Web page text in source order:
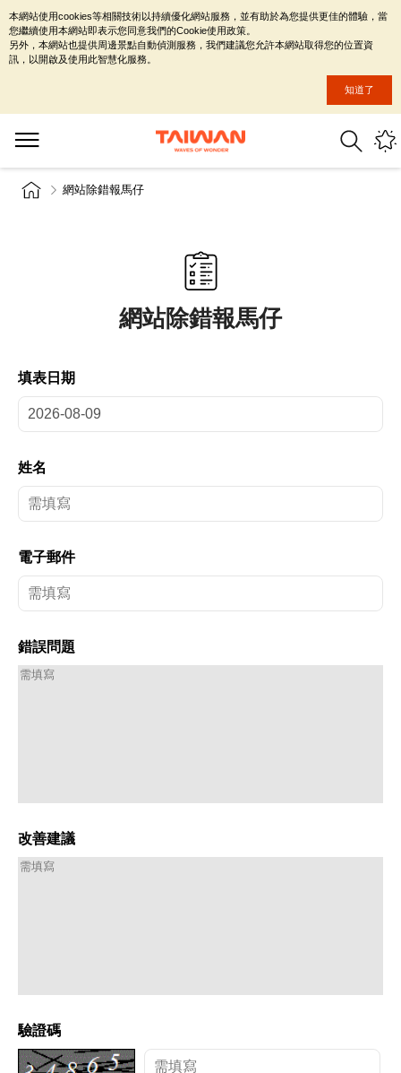
網站除錯報馬仔
網站除錯報馬仔
填表日期
姓名
電子郵件
錯誤問題
改善建議
驗證碼
本網站使用cookies等相關技術以持續優化網站服務，並有助於為您提供更佳的體驗，當
您繼續使用本網站即表示您同意我們的Cookie使用政策。
另外，本網站也提供周邊景點自動偵測服務，我們建議您允許本網站取得您的位置資
訊，以開啟及使用此智慧化服務。
知道了